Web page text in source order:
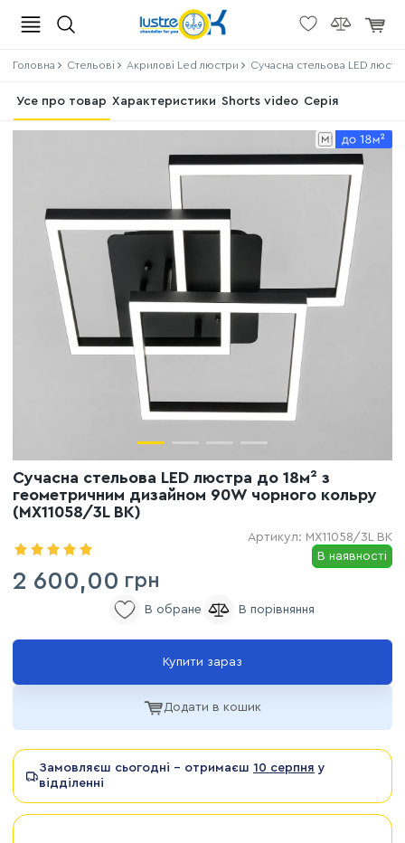
Головна Стельові Акрилові Led люстри Сучасна стельова LED
Усе про товар Характеристики Shorts video Серія
Сучасна стельова LED люстра до 18м² з
геометричним дизайном 90W чорного кольру
(MX11058/3L BK)
Артикул: MX11058/3L BK
В наявності
2 600,00 грн
Додати в кошик
Замовляєш сьогодні - отримаєш 10 серпня у
відділенні
Купити зараз